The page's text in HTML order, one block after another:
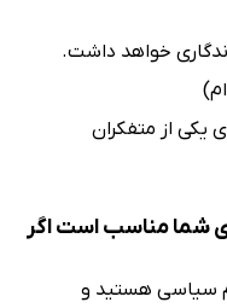
خواهد داشت.
یکی از متفکران
شما مناسب است اگر
سیاسی هستید و